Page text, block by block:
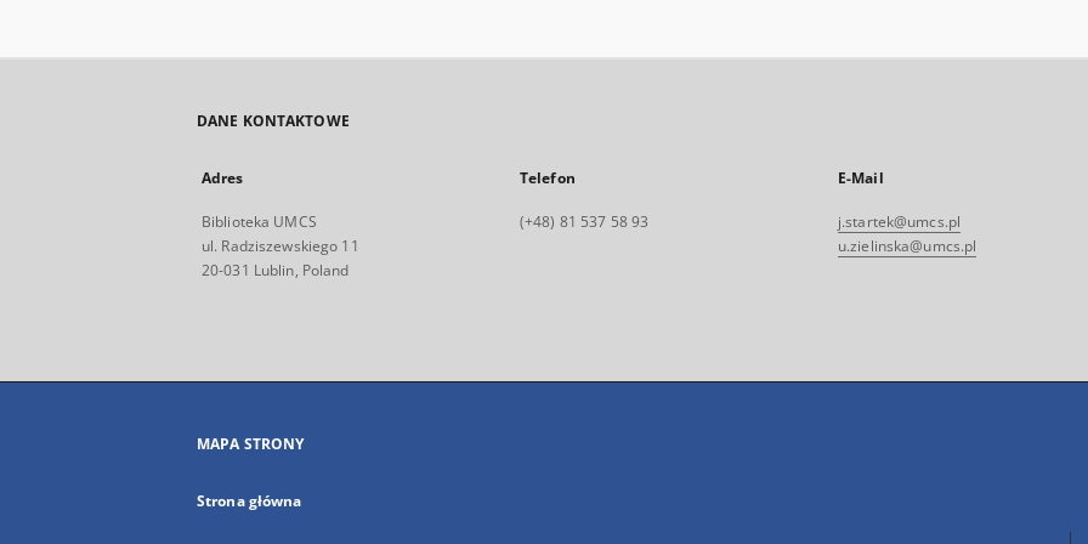
DANE KONTAKTOWE
Adres
Biblioteka UMCS
ul. Radziszewskiego 11
20-031 Lublin, Poland
Telefon
(+48) 81 537 58 93
E-Mail
j.startek@umcs.pl
u.zielinska@umcs.pl
MAPA STRONY
Strona główna